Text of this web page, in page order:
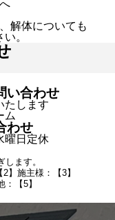
解体についても
。
い合わせ
たします
ム
わせ
曜日定休
ます。
2】施主様：【3】
【5】